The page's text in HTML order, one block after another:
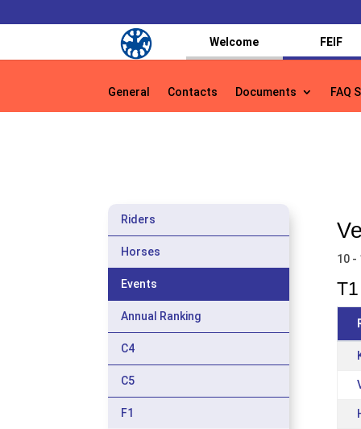
Welcome FEIF
General Contacts Documents FAQ
Riders
Horses
Events
Annual Ranking
C4
C5
F1
10 -